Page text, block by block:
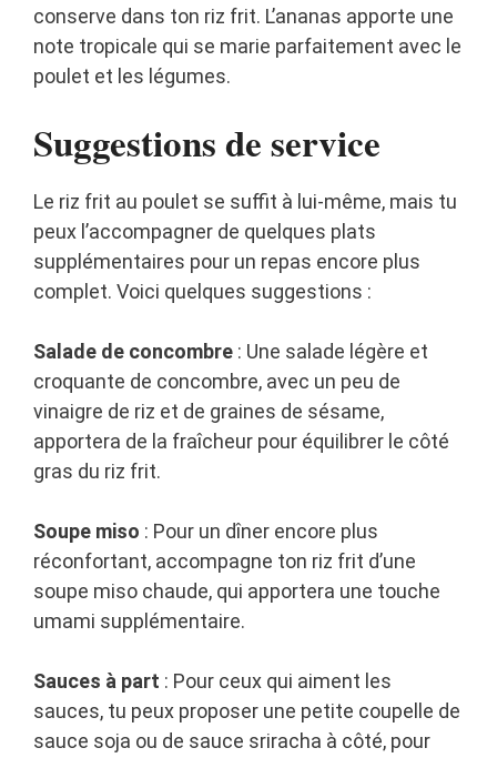
conserve dans ton riz frit. L’ananas apporte une
note tropicale qui se marie parfaitement avec le
poulet et les légumes.
Suggestions de service
Le riz frit au poulet se suffit à lui-même, mais tu
peux l’accompagner de quelques plats
supplémentaires pour un repas encore plus
complet. Voici quelques suggestions :
Salade de concombre : Une salade légère et
croquante de concombre, avec un peu de
vinaigre de riz et de graines de sésame,
apportera de la fraîcheur pour équilibrer le côté
gras du riz frit.
Soupe miso : Pour un dîner encore plus
réconfortant, accompagne ton riz frit d’une
soupe miso chaude, qui apportera une touche
umami supplémentaire.
Sauces à part : Pour ceux qui aiment les
sauces, tu peux proposer une petite coupelle de
sauce soja ou de sauce sriracha à côté, pour